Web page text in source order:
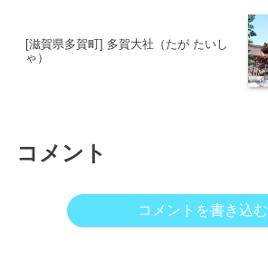
[滋賀県多賀町] 多賀大社（たが たいし
ゃ）
コメント
コメントを書き込む